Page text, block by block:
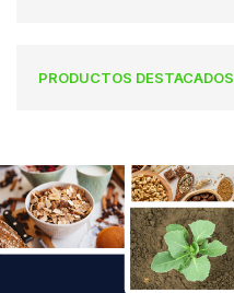
PRODUCTOS DESTACADOS